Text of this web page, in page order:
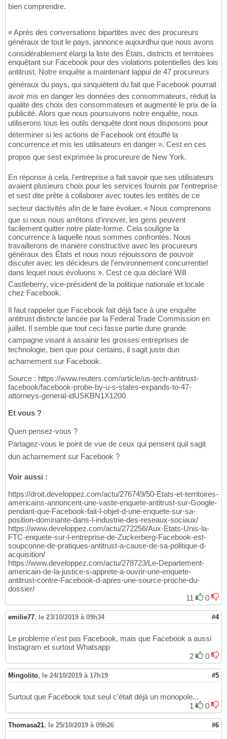
bien comprendre.
« Après des conversations bipartites avec des procureurs
généraux de tout le pays, jannonce aujourdhui que nous avons
considérablement élargi la liste des États, districts et territoires
enquêtant sur Facebook pour des violations potentielles des lois
antitrust. Notre enquête a maintenant lappui de 47 procureurs
généraux du pays, qui sinquiètent du fait que Facebook pourrait
avoir mis en danger les données des consommateurs, réduit la
qualité des choix des consommateurs et augmenté le prix de la
publicité. Alors que nous poursuivons notre enquête, nous
utiliserons tous les outils denquête dont nous disposons pour
déterminer si les actions de Facebook ont étouffé la
concurrence et mis les utilisateurs en danger ». Cest en ces
propos que sest exprimée la procureure de New York.
En réponse à cela, l'entreprise a fait savoir que ses utilisateurs
avaient plusieurs choix pour les services fournis par l'entreprise
et sest dite prête à collaborer avec toutes les entités de ce
secteur dactivités afin de le faire évoluer. « Nous comprenons
que si nous nous arrêtons d'innover, les gens peuvent
facilement quitter notre plate-forme. Cela souligne la
concurrence à laquelle nous sommes confrontés. Nous
travaillerons de manière constructive avec les procureurs
généraux des États et nous nous réjouissons de pouvoir
discuter avec les décideurs de l'environnement concurrentiel
dans lequel nous évoluons ». Cest ce qua déclaré Will
Castleberry, vice-président de la politique nationale et locale
chez Facebook.
Il faut rappeler que Facebook fait déjà face à une enquête
antitrust distincte lancée par la Federal Trade Commission en
juillet. Il semble que tout ceci fasse partie dune grande
campagne visant à assainir les grosses entreprises de
technologie, bien que pour certains, il sagit juste dun
acharnement sur Facebook.
Source : https://www.reuters.com/article/us-tech-antitrust-
facebook/facebook-probe-by-u-s-states-expands-to-47-
attorneys-general-idUSKBN1X1200
Et vous ?
Quen pensez-vous ?
Partagez-vous le point de vue de ceux qui pensent quil sagit
dun acharnement sur Facebook ?
Voir aussi :
https://droit.developpez.com/actu/276749/50-Etats-et-territoires-
americains-annoncent-une-vaste-enquete-antitrust-sur-Google-
pendant-que-Facebook-fait-l-objet-d-une-enquete-sur-sa-
position-dominante-dans-l-industrie-des-reseaux-sociaux/
https://www.developpez.com/actu/272256/Aux-Etats-Unis-la-
FTC-enquete-sur-l-entreprise-de-Zuckerberg-Facebook-est-
soupconne-de-pratiques-antitrust-a-cause-de-sa-politique-d-
acquisition/
https://www.developpez.com/actu/278723/Le-Departement-
americain-de-la-justice-s-apprete-a-ouvrir-une-enquete-
antitrust-contre-Facebook-d-apres-une-source-proche-du-
dossier/
11
0
emilie77, le 23/10/2019 à 09h34 #4
Le probleme n'est pas Facebook, mais que Facebook a aussi
Instagram et surtout Whatsapp
2
0
Mingolito, le 24/10/2019 à 17h19 #5
Surtout que Facebook tout seul c'était déjà un monopole...
1
0
Thomasa21, le 25/10/2019 à 09h26 #6